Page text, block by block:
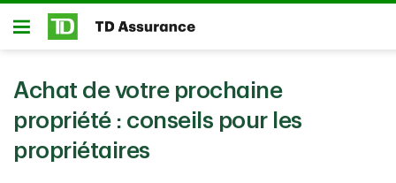
Passer au contenu principal
Ouvert
Achat de votre prochaine
propriété : conseils pour les
propriétaires